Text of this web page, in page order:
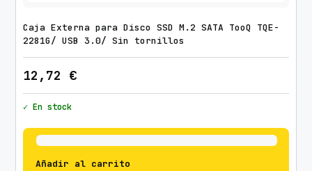
Caja Externa para Disco SSD M.2 SATA TooQ TQE-
2281G/ USB 3.0/ Sin tornillos
12,72 €
✓ En stock
Añadir al carrito